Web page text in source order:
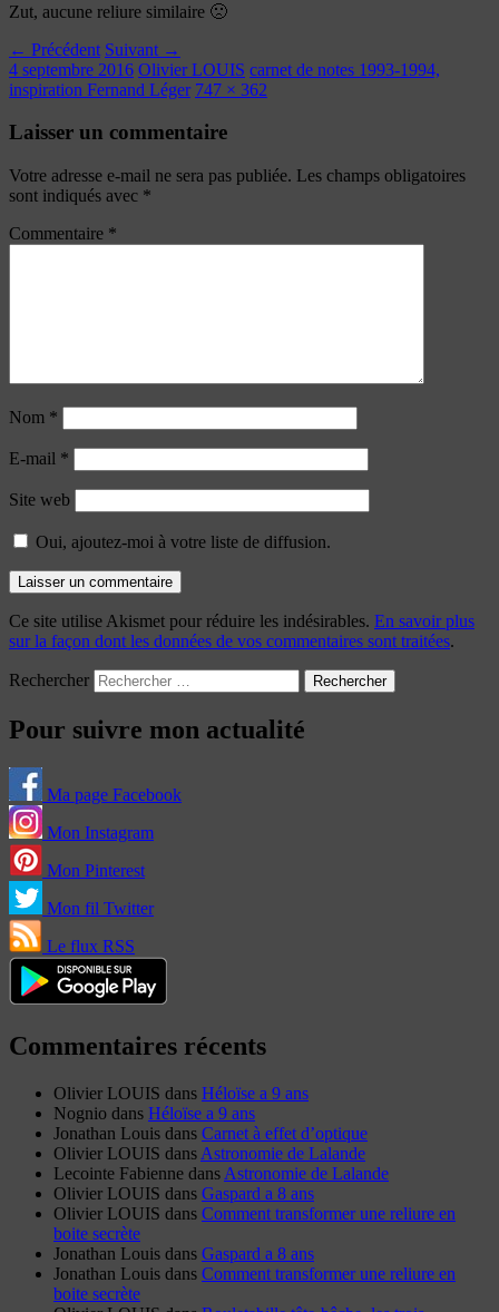
Zut, aucune reliure similaire 🙁
← Précédent Suivant →
4 septembre 2016 Olivier LOUIS carnet de notes 1993-1994,
inspiration Fernand Léger 747 × 362
Laisser un commentaire
Votre adresse e-mail ne sera pas publiée. Les champs obligatoires
sont indiqués avec *
Commentaire *
Nom *
E-mail *
Site web
Oui, ajoutez-moi à votre liste de diffusion.
Ce site utilise Akismet pour réduire les indésirables. En savoir plus
sur la façon dont les données de vos commentaires sont traitées.
Rechercher
Pour suivre mon actualité
Ma page Facebook
Mon Instagram
Mon Pinterest
Mon fil Twitter
Le flux RSS
Commentaires récents
Olivier LOUIS dans Héloïse a 9 ans
Nognio dans Héloïse a 9 ans
Jonathan Louis dans Carnet à effet d’optique
Olivier LOUIS dans Astronomie de Lalande
Lecointe Fabienne dans Astronomie de Lalande
Olivier LOUIS dans Gaspard a 8 ans
Olivier LOUIS dans Comment transformer une reliure en
boite secrète
Jonathan Louis dans Gaspard a 8 ans
Jonathan Louis dans Comment transformer une reliure en
boite secrète